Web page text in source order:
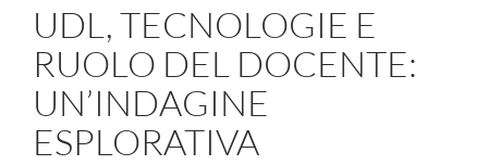
UDL, TECNOLOGIE E
RUOLO DEL DOCENTE:
UN’INDAGINE
ESPLORATIVA